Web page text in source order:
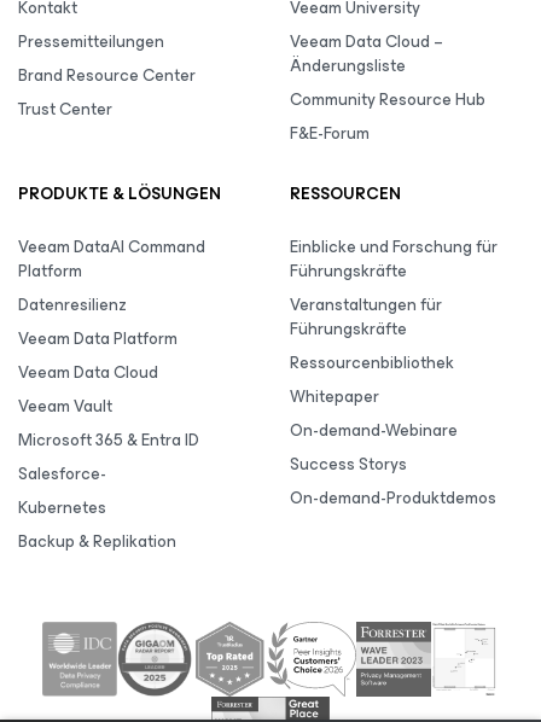
Kontakt
Pressemitteilungen
Brand Resource Center
Trust Center
Veeam University
Veeam Data Cloud –
Änderungsliste
Community Resource Hub
F&E-Forum
PRODUKTE & LÖSUNGEN
Veeam DataAI Command
Platform
Datenresilienz
Veeam Data Platform
Veeam Data Cloud
Veeam Vault
Microsoft 365 & Entra ID
Salesforce-
Kubernetes
Backup & Replikation
RESSOURCEN
Einblicke und Forschung für
Führungskräfte
Veranstaltungen für
Führungskräfte
Ressourcenbibliothek
Whitepaper
On-demand-Webinare
Success Storys
On-demand-Produktdemos